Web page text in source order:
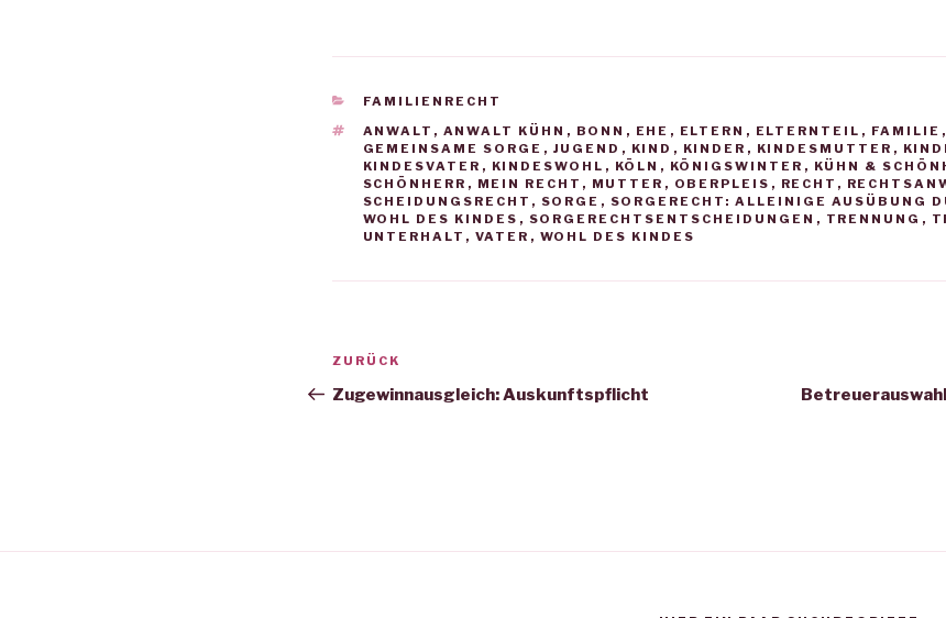
KATEGORIEN
FAMILIENRECHT
SCHLAGWÖRTER
ANWALT , ANWALT KÜHN , BONN , EHE , ELTERN , ELTERNTEIL , FAMILIE ,
GEMEINSAME SORGE , JUGEND , KIND , KINDER , KINDESMUTTER ,
KINDESVATER , KINDESWOHL , KÖLN , KÖNIGSWINTER , KÜHN &
SCHÖNHERR , MEIN RECHT , MUTTER , OBERPLEIS , RECHT ,
SCHEIDUNGSRECHT , SORGE , SORGERECHT: ALLEINIGE AUSÜBUNG
WOHL DES KINDES , SORGERECHTSENTSCHEIDUNGEN , TRENNUNG ,
UNTERHALT , VATER , WOHL DES KINDES
Beitragsnavigation
Vorheriger
Beitrag
ZURÜCK
Zugewinnausgleich: Auskunftspflicht